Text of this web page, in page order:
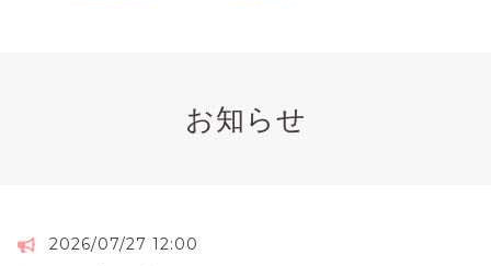
お知らせ
2026/07/27 12:00